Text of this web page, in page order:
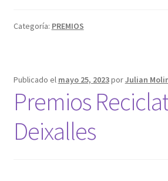
Categoría: PREMIOS
Publicado el mayo 25, 2023porJulian
Premios
Deixalles